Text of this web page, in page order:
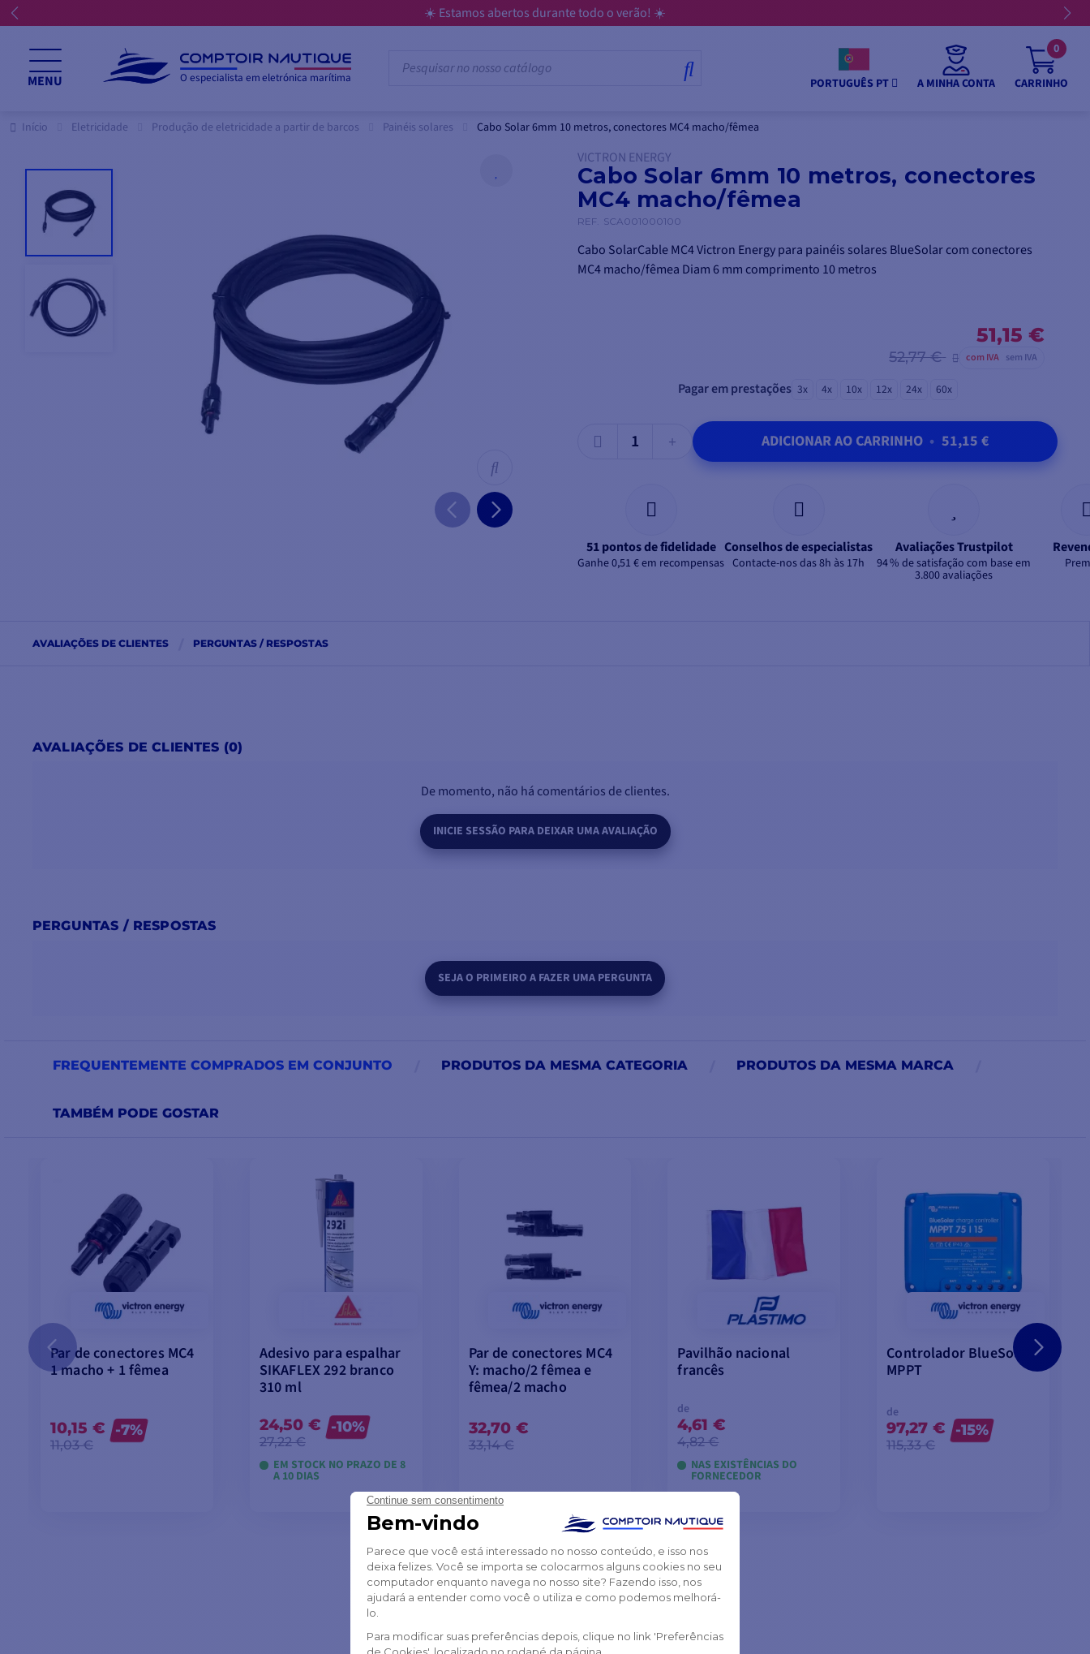
☀️ Estamos abertos durante todo o verão! ☀️
MENU O especialista em eletrónica marítima PORTUGUÊS PT A MINHA CONTA CARRINHO
0
Início Eletricidade Produção de eletricidade a partir de barcos Painéis solares Cabo Solar 6mm 10 metros, conectores MC4 macho/fêmea
VICTRON ENERGY
Cabo Solar 6mm 10 metros, conectores
MC4 macho/fêmea
REF. SCA001000100
Cabo SolarCable MC4 Victron Energy para painéis solares BlueSolar com conectores
MC4 macho/fêmea Diam 6 mm comprimento 10 metros
51,15 €
52,77 € com IVA sem IVA
Pagar em prestações 3x 4x 10x 12x 24x 60x
ADICIONAR AO CARRINHO • 51,15 €
51 pontos de fidelidade
Ganhe 0,51 € em recompensas
Conselhos de especialistas
Contacte-nos das 8h às 17h
Avaliações Trustpilot
94 % de satisfação com base em
3.800 avaliações
AVALIAÇÕES DE CLIENTES PERGUNTAS / RESPOSTAS
AVALIAÇÕES DE CLIENTES (0)
De momento, não há comentários de clientes.
INICIE SESSÃO PARA DEIXAR UMA AVALIAÇÃO
PERGUNTAS / RESPOSTAS
SEJA O PRIMEIRO A FAZER UMA PERGUNTA
FREQUENTEMENTE COMPRADOS EM CONJUNTO PRODUTOS DA MESMA CATEGORIA PRODUTOS DA MESMA MARCA
TAMBÉM PODE GOSTAR
Par de conectores MC4
1 macho + 1 fêmea
10,15 €
11,03 €
-7%
Adesivo para espalhar
SIKAFLEX 292 branco
310 ml
24,50 €
27,22 €
-10%
EM STOCK NO PRAZO DE 8
A 10 DIAS
Par de conectores MC4
Y: macho/2 fêmea e
fêmea/2 macho
32,70 €
33,14 €
ADICIONAR AO
CARRINHO
Pavilhão nacional
francês
de
4,61 €
4,82 €
NAS EXISTÊNCIAS DO
FORNECEDOR
Controlador BlueSolar
MPPT
de
97,27 €
115,33 €
-15%